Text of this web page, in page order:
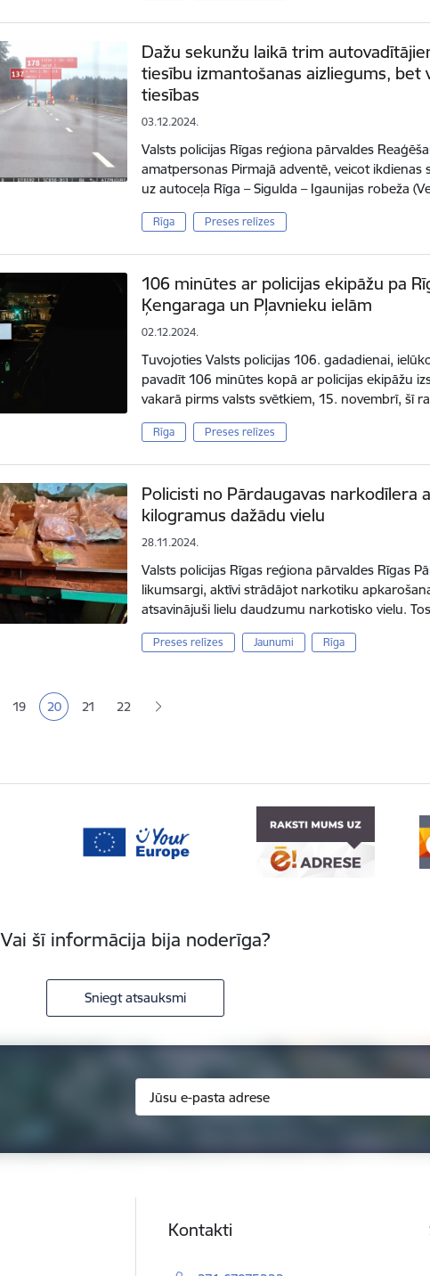
Dažu sekunžu laikā trim
tiesību izmantošanas aizliegums, bet
tiesības
03.12.2024.
Valsts policijas Rīgas reģiona pārvaldes
amatpersonas Pirmajā adventē, veicot ikdienas
uz autoceļa Rīga – Sigulda – Igaunijas robeža
Rīga Preses relīzes
106 minūtes ar policijas ekipāžu pa
Ķengaraga un Pļavnieku ielām
02.12.2024.
Tuvojoties Valsts policijas 106. gadadienai,
pavadīt 106 minūtes kopā ar policijas ekipāžu
vakarā pirms valsts svētkiem, 15. novembrī, šī
Rīga Preses relīzes
Policisti no Pārdaugavas narkodīlera
kilogramus dažādu vielu
28.11.2024.
Valsts policijas Rīgas reģiona pārvaldes Rīgas
likumsargi, aktīvi strādājot narkotiku
atsavinājuši lielu daudzumu narkotisko vielu.
Preses relīzes Jaunumi Rīga
Lapa
19 Pašreizējā lapa
20 Lapa
21 Lapa
22
Vai šī informācija bija noderīga?
Sniegt atsauksmi
Kontakti